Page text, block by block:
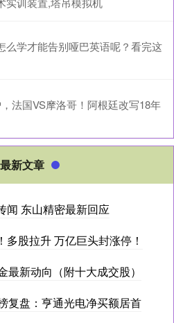
么学才能告别哑巴英语呢？看完这
法国VS摩洛哥！阿根廷改写18年
最新文章
闻 东山精密最新回应
股拉升 万亿巨头封涨停！
新动向（附十大成交股）
复盘：亨通光电净买额居首